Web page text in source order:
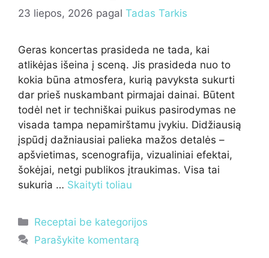
23 liepos, 2026 pagal Tadas Tarkis
Geras koncertas prasideda ne tada, kai
atlikėjas išeina į sceną. Jis prasideda nuo to
kokia būna atmosfera, kurią pavyksta sukurti
dar prieš nuskambant pirmajai dainai. Būtent
todėl net ir techniškai puikus pasirodymas ne
visada tampa nepamirštamu įvykiu. Didžiausią
įspūdį dažniausiai palieka mažos detalės –
apšvietimas, scenografija, vizualiniai efektai,
šokėjai, netgi publikos įtraukimas. Visa tai
sukuria … Skaityti toliau
Kategorijos
Receptai be kategorijos
Parašykite komentarą